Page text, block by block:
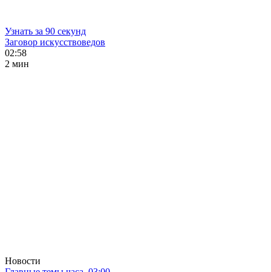
Узнать за 90 секунд
Заговор искусствоведов
02:58
2 мин
Новости